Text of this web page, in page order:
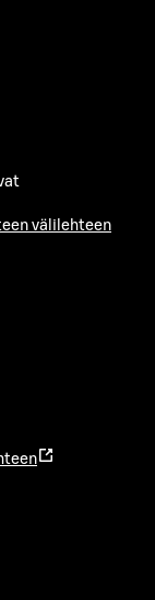
välilehteen